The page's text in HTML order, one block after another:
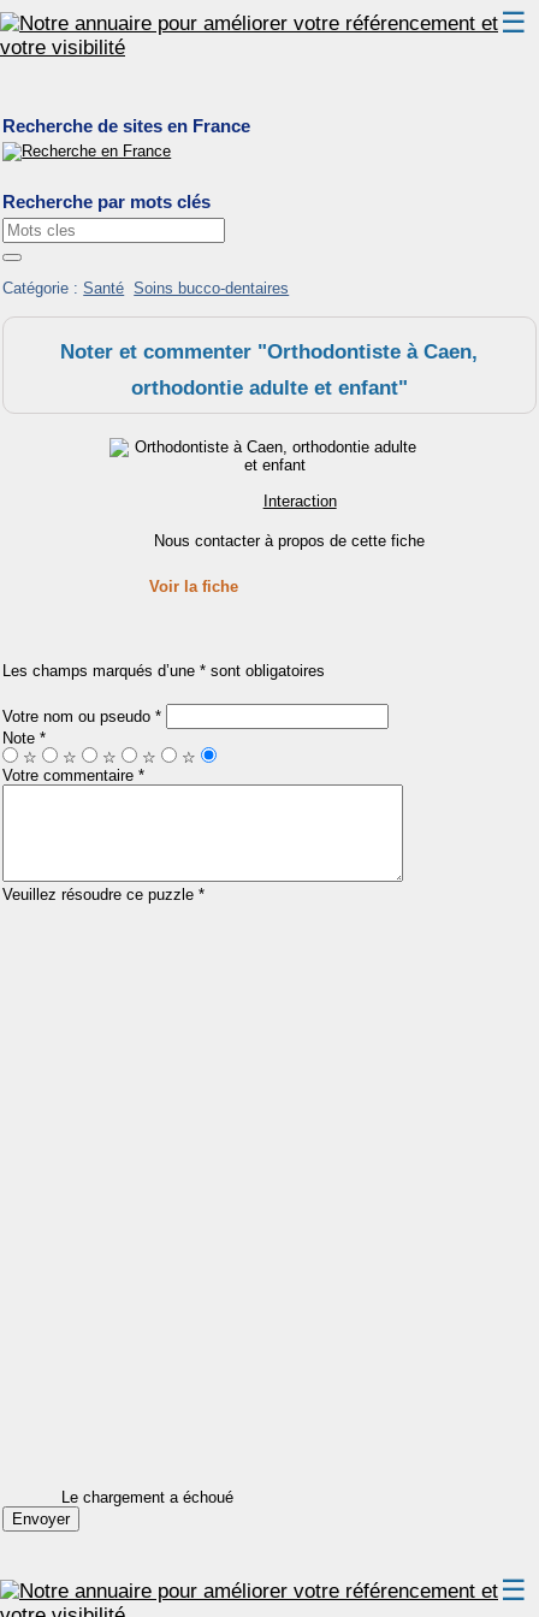
☰
Webmaster
Support
Recherche de sites en France
Recherche par mots clés
Catégorie :Santé Soins bucco-dentaires
Noter et commenter "Orthodontiste à Caen,
orthodontie adulte et enfant"
Interaction
Nous contacter à propos de cette fiche
Voir la fiche
Les champs marqués d’une * sont obligatoires
Votre nom ou pseudo *
Note *
☆
☆ ☆ ☆
☆
Votre commentaire *
Veuillez résoudre ce puzzle *
Le chargement a échoué
☰